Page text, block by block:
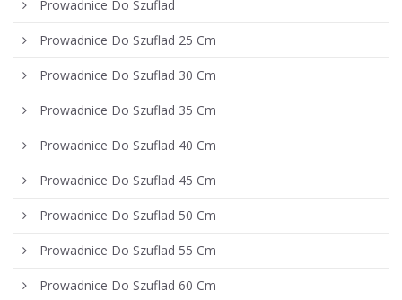
Prowadnice Do Szuflad
Prowadnice Do Szuflad 25 Cm
Prowadnice Do Szuflad 30 Cm
Prowadnice Do Szuflad 35 Cm
Prowadnice Do Szuflad 40 Cm
Prowadnice Do Szuflad 45 Cm
Prowadnice Do Szuflad 50 Cm
Prowadnice Do Szuflad 55 Cm
Prowadnice Do Szuflad 60 Cm